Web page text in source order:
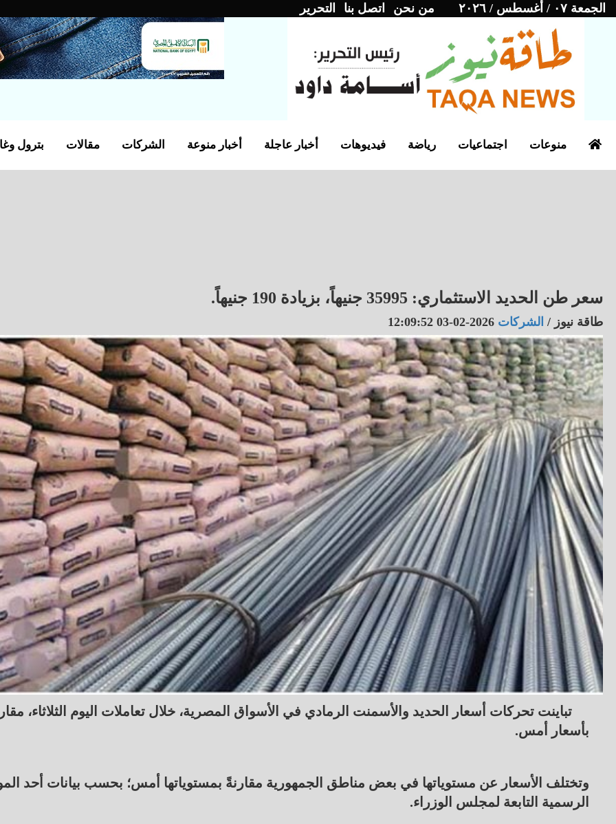
الجمعة ٠٧ / أغسطس / ٢٠٢٦ من نحن اتصل بنا التحرير
بترول مقالات الشركات أخبار منوعة أخبار عاجلة فيديوهات رياضة اجتماعيات منوعات
سعر طن الحديد الاستثماري: 35995 جنيهاً، بزيادة 190 جنيهاً.
طاقة نيوز / الشركات2026-02-03 12:09:52
تباينت تحركات أسعار الحديد والأسمنت الرمادي في الأسواق المصرية، خلال تعاملات اليوم الثلاثاء،
بأسعار أمس.
وتختلف الأسعار عن مستوياتها في بعض مناطق الجمهورية مقارنةً بمستوياتها أمس؛ بحسب بيانات أحد
الرسمية التابعة لمجلس الوزراء.